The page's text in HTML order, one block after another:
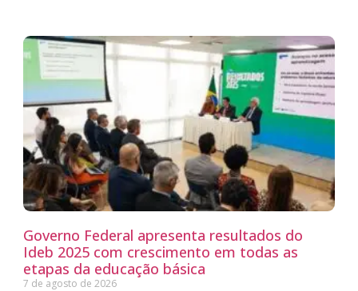
Governo Federal apresenta resultados do
Ideb 2025 com crescimento em todas as
etapas da educação básica
7 de agosto de 2026